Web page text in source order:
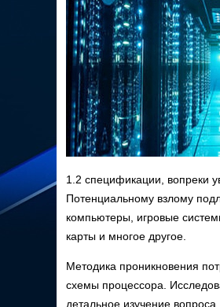
1.2 спецификации, вопреки
Потенциальному взлому
компьютеры, игровые
карты и многое другое.
Методика проникновения
схемы процессора.
детальное изучение